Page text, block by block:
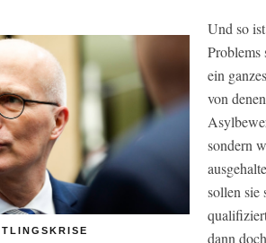
Und so
Problems
ein
von
sondern
sollen sie
dann